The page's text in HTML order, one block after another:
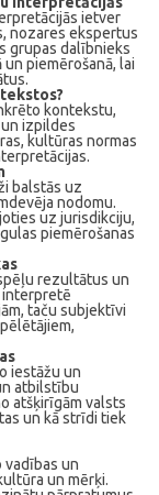
ietver
nozares ekspertus
grupas dalībnieks
piemērošanā, lai
kontekstu,
izpildes
kultūras normas
balstās uz
nodomu.
uz jurisdikciju,
piemērošanas
rezultātus un
interpretē
taču subjektīvi
iestāžu un
atbilstību
atšķirīgām valsts
un kā strīdi tiek
un
un mērķi.